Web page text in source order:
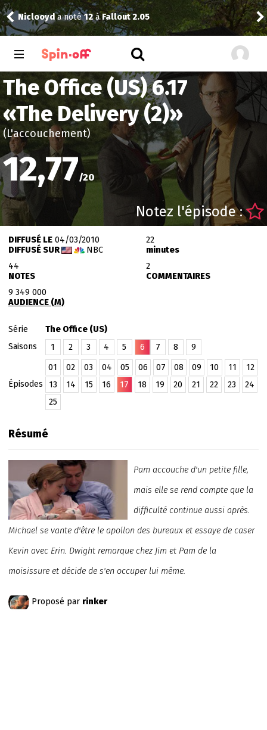
Niclooyda noté12àFallout 2.05
The Office (US) 6.17
«The Delivery (2)»
(L'accouchement)
12,77/20
Notez l'épisode :
DIFFUSÉ LE04/03/2010
DIFFUSÉ SUR
NBC
22
minutes
44
NOTES
2
COMMENTAIRES
9 349 000
AUDIENCE (M)
Série
The Office (US)
Saisons
1 2 3 4 5 6 7 8 9
Épisodes
01 02 03 04 05 06 07 08 09 10 11
12
13
14 15 16 17 18 19 20 21 22 23
24
25
Résumé
Pam accouche d'un petite fille,
mais elle se rend compte que la
difficulté continue aussi après.
Michael se vante d'être le apollon des bureaux et essaye de caser
Kevin avec Erin. Dwight remarque chez Jim et Pam de la
moisissure et décide de s'en occuper lui même.
Proposé par rinker